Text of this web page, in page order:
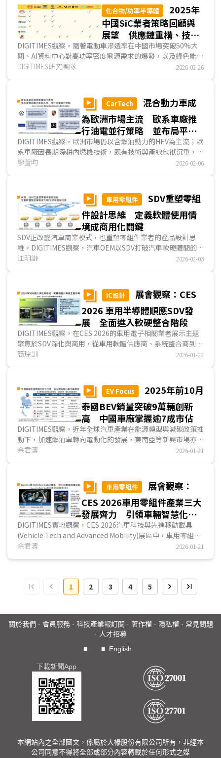
成為2026年F1賽事致勝的關鍵，而賓士代號「M17」的動力
單元為爭議焦點，因為
在新規中，找到動力單元壓縮比在
冷態與高溫運作條件下的量測差異突破點。...
化合物/功率半導體
2025年
中國SiC業者策略回顧與
展望 供應鏈重構、技術
跨越與產業自主化
DIGITIMES觀察，隨著電動車滲透率在中國市場突破50%大
關、AI資料中心對高功率密度電源需求的爆發，以及綠色能源
基礎設施的升級，帶來中國SiC產業快速擴張然而，隨著中國
DIGITIMES研究團隊 2026-02-26
CarTech
混合動力車成
為歐洲市場主流 歐系車廠推
行油電並行策略 並布局平價
電動車以抗衡中企
DIGITIMES觀察，歐洲市場仍以含燃油動力的HEV為主流；歐
系車廠因長期深耕內燃機技術，既有技術與產線包袱沉重，加
上電動車核心技術不足，導致電動化轉型進展緩慢。為兼顧減
廖萱昀 2026-02-06
車用零組件
SDV重塑零組
件設計思維 定義軟體使用情
境成商用化關鍵
SDV正改變汽車商業模式，也重塑零組件業者的產品設計思
維。DIGITIMES觀察，汽車OEM以SDV打破汽車軟硬體間的依
賴關係，在一次性的硬體銷售模式下，以加購、訂閱方式創造
統服務。DIGITIMES認為，供應商在SDV方案已陸續到位，汽
車OEM如何定義...
江明謙 2026-02-03
IC設計
展會觀察：CES
2026 車用半導體順應SDV發
展 全面進入軟硬整合階段
DIGITIMES觀察，在CES 2026的車用電子相關業者展示主題
聚焦於SDV深化與商用，從車用軟體供應商、系統整合商到晶
片設計業者的車用布局來看，整體產業發展主軸已全...
簡琮訓 2026-01-22
EV Focus
2025年前10月
泰國BEV銷量突破9萬輛創新
高 中國車廠掌握逾7成市佔
DIGITIMES觀察，近年全球汽車產業在能源轉型與減碳政策推
動下，加速燃油車轉向電動化的發展，東南亞等新興市場亦同
步成為各國車廠與供應鏈布局的重點，其中，泰國長期以來為
至19.7%，顯示電動車需求明顯放量。...
余君濤 2026-01-21
車用零組件
展會觀察：
CES 2026車用零組件產業三大
發展齊力 引領車輛智慧化轉
型及落地
DIGITIMES實地觀察，CES 2026汽車科技與先進移動載具
(Vehicle Tech and Advanced Mobility)展區中，車用零組件
產業正面臨新一輪產業結構轉換的關鍵節點，相較過往CES車
展示主軸，聚焦在智慧座艙、SDV、自動化與感測等三大發展
方向，反映車輛由過往定位的傳統交通工具，快速轉向以軟硬
整合、資料驅動及持續演進為核心的智慧化載具。此一轉變不
定位。...
余君濤 2026-01-21
1 2 3 4 5
關於我們 · 會員服務· 科技產業報訂閱 · 著作權· 隱私權· 常見問題
· 人才招募
■
■ English
下載新聞App
本網站內之全部圖文，係屬於大椽股份有限公司所有，非經本
公司同意不得將全部或部分內容轉載於任何形式之媒